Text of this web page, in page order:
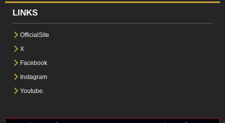
LINKS
OfficialSite
X
Facebook
Instagram
Youtube.